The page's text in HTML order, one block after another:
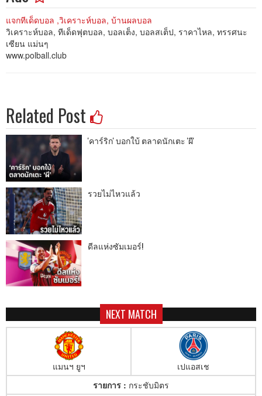
แจกทีเด็ดบอล ,วิเคราะห์บอล, บ้านผลบอล
วิเคราะห์บอล, ทีเด็ดฟุตบอล, บอลเต็ง, บอลสเต็ป, ราคาไหล, ทรรศนะ
เซียน แม่นๆ
www.polball.club
Related Post
'คาร์ริก' บอกใบ้ ตลาดนักเตะ 'ผี'
รวยไม่ไหวแล้ว
ดีลแห่งซัมเมอร์!
NEXT MATCH
แมนฯ ยูฯ
เปแอสเช
รายการ : กระชับมิตร